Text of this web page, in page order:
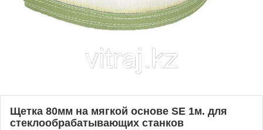
Щетка 80мм на мягкой основе SE 1м. для
стеклообрабатывающих станков